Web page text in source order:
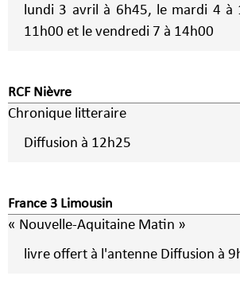
lundi 3 avril à 6h45, le mardi 4 à
11h00 et le vendredi 7 à 14h00
RCF Nièvre
Chronique litteraire
Diffusion à 12h25
France 3 Limousin
« Nouvelle-Aquitaine Matin »
livre offert à l'antenne Diffusion à